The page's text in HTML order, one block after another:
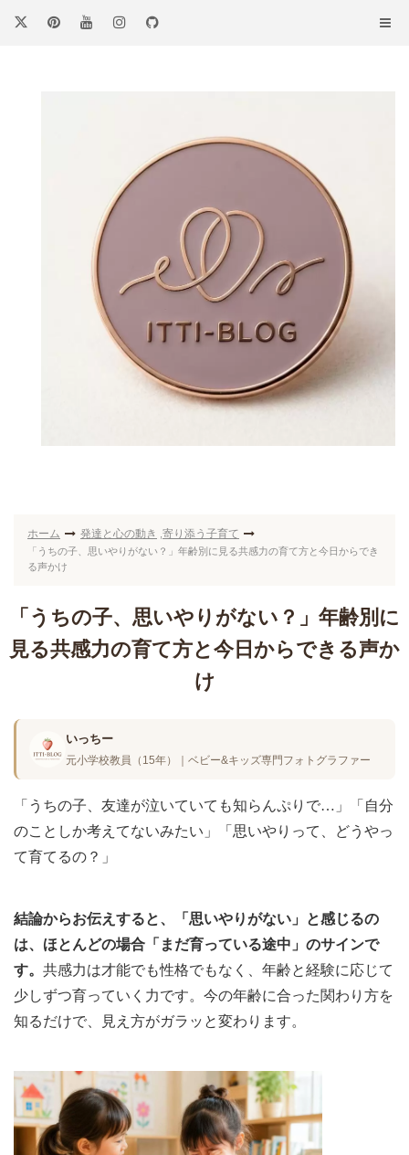
ホーム 発達と心の動き 寄り添う子育て
「うちの子、思いやりがない？」年齢別に見る共感力の育て方と今日からでき
る声かけ
「うちの子、思いやりがない？」年齢別に
見る共感力の育て方と今日からできる声か
け
いっちー
元小学校教員（15年）｜ベビー&キッズ専門フォトグラファー
「うちの子、友達が泣いていても知らんぷりで…」「自分
のことしか考えてないみたい」「思いやりって、どうやっ
て育てるの？」
結論からお伝えすると、「思いやりがない」と感じるの
は、ほとんどの場合「まだ育っている途中」のサインで
す。 共感力は才能でも性格でもなく、年齢と経験に応じて
少しずつ育っていく力です。今の年齢に合った関わり方を
知るだけで、見え方がガラッと変わります。